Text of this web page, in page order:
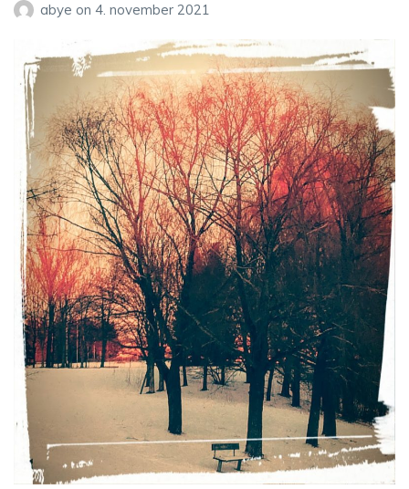
abye on 4. november 2021